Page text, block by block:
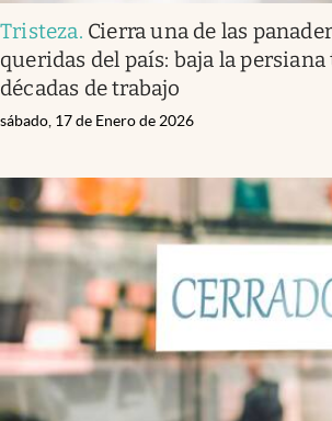
Tristeza. Cierra una de las
queridas del país: baja la
décadas de trabajo
sábado, 17 de Enero de 2026